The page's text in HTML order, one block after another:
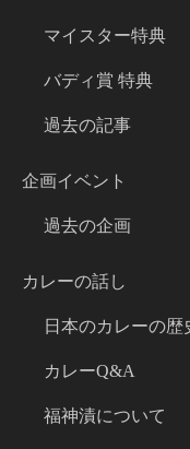
マイスター特典
バディ賞 特典
過去の記事
企画イベント
過去の企画
カレーの話し
日本のカレーの歴
カレーQ&A
福神漬について